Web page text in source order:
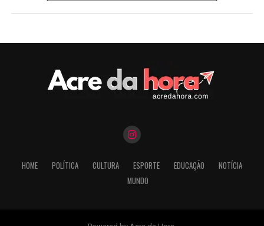
HOME POLÍTICA CULTURA ESPORTE EDUCAÇÃO
NOTÍCIA
MUNDO